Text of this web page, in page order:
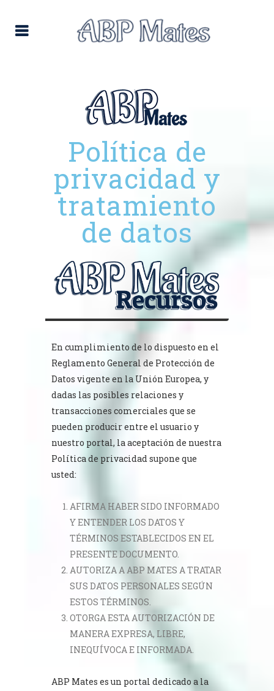
Política de
privacidad y
tratamiento
de datos
En cumplimiento de lo dispuesto en el
Reglamento General de Protección de
Datos vigente en la Unión Europea, y
dadas las posibles relaciones y
transacciones comerciales que se
pueden producir entre el usuario y
nuestro portal, la aceptación de nuestra
Política de privacidad supone que
usted:
AFIRMA HABER SIDO INFORMADO
Y ENTENDER LOS DATOS Y
TÉRMINOS ESTABLECIDOS EN EL
PRESENTE DOCUMENTO.
AUTORIZA A ABP MATES A TRATAR
SUS DATOS PERSONALES SEGÚN
ESTOS TÉRMINOS.
OTORGA ESTA AUTORIZACIÓN DE
MANERA EXPRESA, LIBRE,
INEQUÍVOCA E INFORMADA.
ABP Mates es un portal dedicado a la